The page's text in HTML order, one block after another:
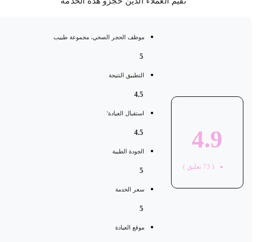
4.9
73 تعليق )
موظف الحجر الصحي، مجموعة طبيب
التطبيق النتيجة
استقبال العيادة'
الجودة الطبية
سعر الخدمة
موقع العيادة